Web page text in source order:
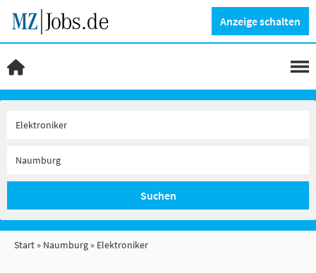
Anzeige schalten
Suchen
Start Naumburg Elektroniker